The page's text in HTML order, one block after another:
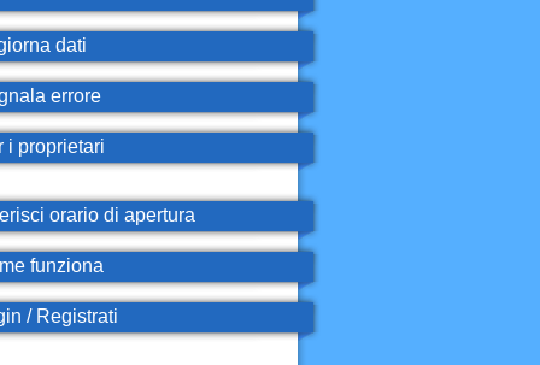
dati
errore
i proprietari
orario di apertura
funziona
/ Registrati